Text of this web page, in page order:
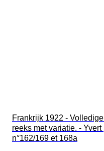
Frankrijk 1922 - Volledige
reeks met variatie. - Yvert
n°162/169 et 168a